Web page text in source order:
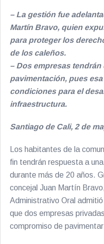
– La gestión fue
Martín Bravo, quien
para proteger los
de los caleños.
– Dos empresas tendrán
pavimentación, pues
condiciones para el
infraestructura.
Santiago de Cali, 2 de
Los habitantes de la
fin tendrán respuesta a
durante más de 20 años.
concejal Juan Martín
Administrativo Oral
que dos empresas
compromiso de